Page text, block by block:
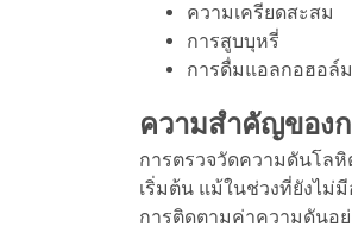
ความเครียดสะสม
การสูบบุหรี่
การดื่มแอลกอฮอล์ม
ความสำคัญของ
การตรวจวัดความดันโล
เริ่มต้น แม้ในช่วงที่ยังไม่มี
การติดตามค่าความดันอย่